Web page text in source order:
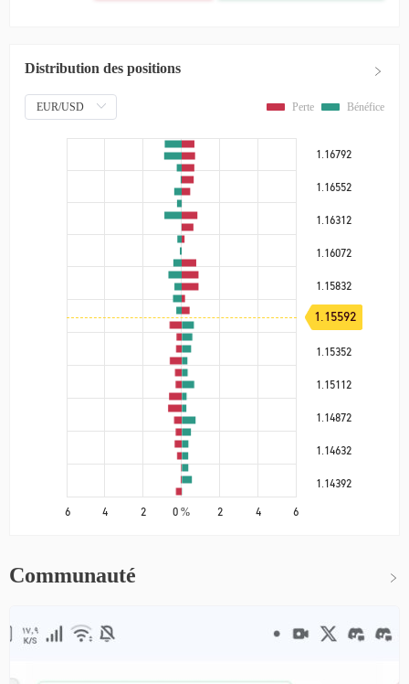
Distribution des positions
Perte Bénéfice
1.16792
1.16552
1.16312
1.16072
1.15832
1.15592
1.15352
1.15112
1.14872
1.14632
1.14392
6 4 2 0 % 2 4 6
1.15592
Communauté